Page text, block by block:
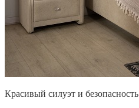
Красивый силуэт и безопасность